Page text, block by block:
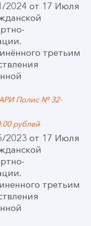
2024 от 17 Июля
третьим
Полис № 32-
рублей
2023 от 17 Июля
третьим